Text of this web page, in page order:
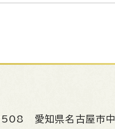
愛知県名古屋市